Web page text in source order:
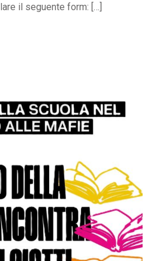
il seguente form: […]